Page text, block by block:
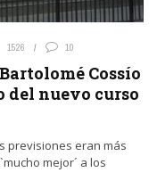
1526 10
Cossío
del nuevo curso
previsiones eran más
mejor´ a los